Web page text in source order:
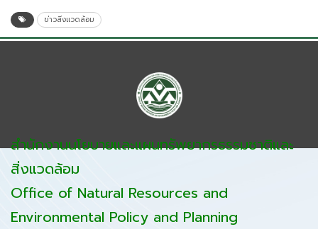
ข่าวสิ่งแวดล้อม
สำนักงานนโยบายและแผนทรัพยากรธรรมชาติและ
สิ่งแวดล้อม
Office of Natural Resources and
Environmental Policy and Planning